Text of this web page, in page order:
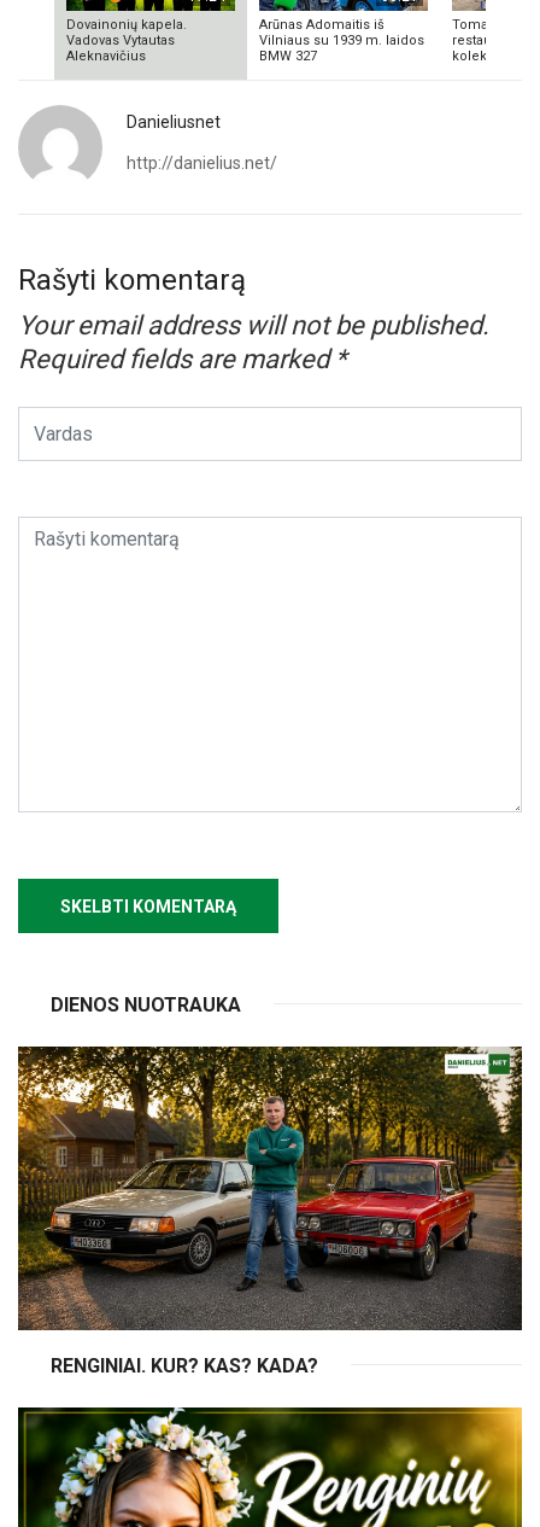
Dovainonių kapela.
Vadovas Vytautas
Aleknavičius
Arūnas Adomaitis iš
Vilniaus su 1939 m. laidos
BMW 327
Tomas
Danieliusnet
http://danielius.net/
Rašyti komentarą
Your email address will not be published.
Required fields are marked *
DIENOS NUOTRAUKA
RENGINIAI. KUR? KAS? KADA?